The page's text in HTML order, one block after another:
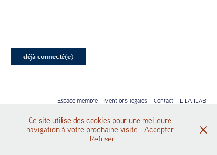
déjà connecté(e)
Espace membre- Mentions légales- Contact- LILA ILAB
Ce site utilise des cookies pour une meilleure
navigation à votre prochaine visite
Accepter
Refuser